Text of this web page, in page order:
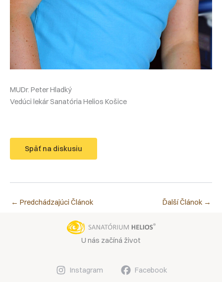
MUDr. Peter Hladký
Vedúci lekár Sanatória Helios Košice
Späť na diskusiu
← Predchádzajúci Článok Ďalší Článok →
U nás začíná život
Instagram Facebook